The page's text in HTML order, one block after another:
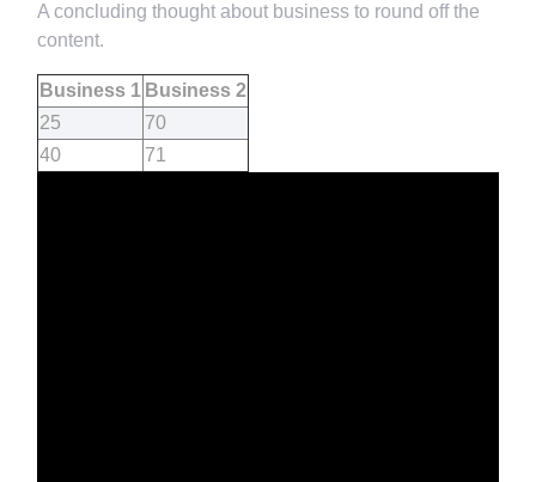
A concluding thought about business to round off the
content.
Business 1 Business 2
25
70
40
71